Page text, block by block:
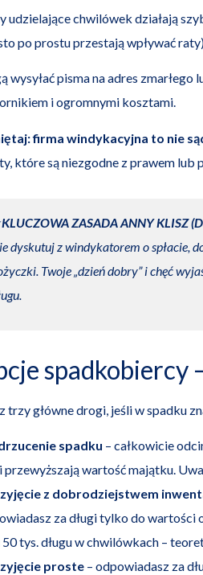
udzielające chwilówek działają
po prostu przestają wpływać
wysyłać pisma na adres
i ogromnymi kosztami.
firma windykacyjna to nie
które są niezgodne z prawem lub
KLUCZOWA ZASADA ANNY KLISZ
dyskutuj z windykatorem o spłacie,
Twoje „dzień dobry” i chęć
spadkobiercy
trzy główne drogi, jeśli w spadku
spadku – całkowicie
przewyższają wartość majątku.
z dobrodziejstwem
za długi tylko do wartości
50 tys. długu w chwilówkach –
proste– odpowiadasz za